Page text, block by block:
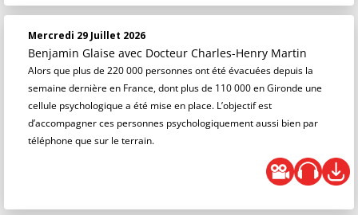
Mercredi 29 Juillet 2026
Benjamin Glaise avec Docteur Charles-Henry Martin
Alors que plus de 220 000 personnes ont été évacuées depuis la
semaine dernière en France, dont plus de 110 000 en Gironde une
cellule psychologique a été mise en place. L’objectif est
d’accompagner ces personnes psychologiquement aussi bien par
téléphone que sur le terrain.